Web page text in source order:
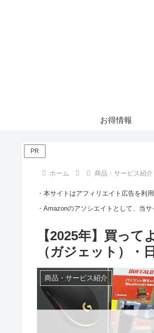
お得情報
PR
ホーム 商品・サービス紹介
・本サイトはアフィリエイト広告を利
・Amazonのアソシエイトとして、当
【2025年】買っ
（ガジェット）・
商品・サービス紹介